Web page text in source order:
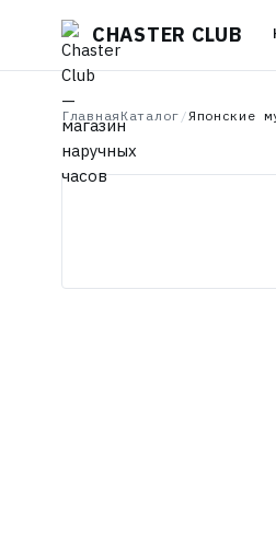
CHASTER CLUB
Главная Каталог /Японские